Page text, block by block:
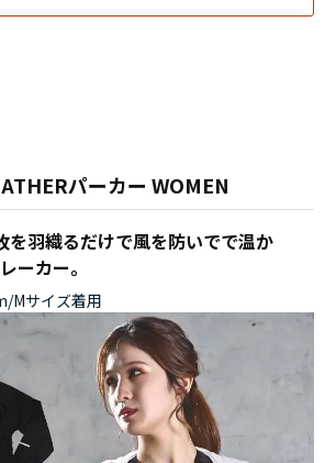
パーカー WOMEN
を羽織るだけで風を防いでで温か
ーカー。
Mサイズ着用